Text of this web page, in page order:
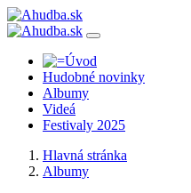
Hudobné novinky
Albumy
Videá
Festivaly 2025
Hlavná stránka
Albumy